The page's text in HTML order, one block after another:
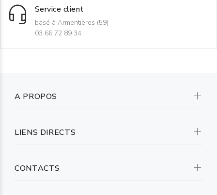
Service client
basé à Armentières (59)
03 66 72 89 34
A PROPOS
LIENS DIRECTS
CONTACTS